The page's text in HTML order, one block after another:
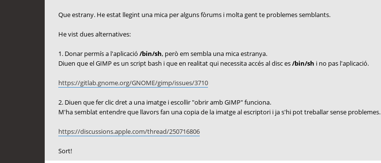
Que estrany. He estat llegint una mica per alguns fòrums i molta gent te problemes semblants.
He vist dues alternatives:
1. Donar permís a l'aplicació /bin/sh, però em sembla una mica estranya.
Diuen que el GIMP es un script bash i que en realitat qui necessita accés al disc es/bin/sh i no pas l'aplicació.
https://gitlab.gnome.org/GNOME/gimp/issues/3710
2. Diuen que fer clic dret a una imatge i escollir "obrir amb GIMP" funciona.
M'ha semblat entendre que llavors fan una copia de la imatge al escriptori i ja s'hi pot treballar sense problemes.
https://discussions.apple.com/thread/250716806
Sort!